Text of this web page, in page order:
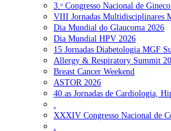
3.ᵒ Congresso Nacional de
VIII Jornadas Multidisciplinares
Dia Mundial do Glaucoma 2026
Dia Mundial HPV 2026
15 Jornadas Diabetologia MGF
Allergy & Respiratory Summit
Breast Cancer Weekend
ASTOR 2026
40.as Jornadas de Cardiologia,
XXXIV Congresso Nacional de